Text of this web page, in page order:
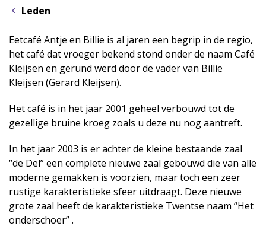
Leden
Eetcafé Antje en Billie is al jaren een begrip in de regio,
het café dat vroeger bekend stond onder de naam Café
Kleijsen en gerund werd door de vader van Billie
Kleijsen (Gerard Kleijsen).
Het café is in het jaar 2001 geheel verbouwd tot de
gezellige bruine kroeg zoals u deze nu nog aantreft.
In het jaar 2003 is er achter de kleine bestaande zaal
“de Del” een complete nieuwe zaal gebouwd die van alle
moderne gemakken is voorzien, maar toch een zeer
rustige karakteristieke sfeer uitdraagt. Deze nieuwe
grote zaal heeft de karakteristieke Twentse naam “Het
onderschoer” .